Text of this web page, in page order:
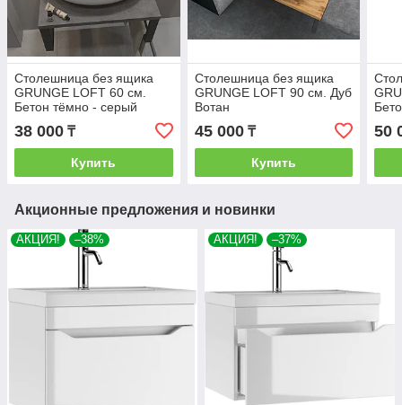
Столешница без ящика
GRUNGE LOFT 60 см.
Бетон тёмно - серый
38 000 ₸
Купить
Столешница без ящика
GRUNGE LOFT 90 см. Дуб
Вотан
45 000₸
Купить
50
Акционные предложения и новинки
АКЦИЯ! –38% АКЦИЯ! –37%